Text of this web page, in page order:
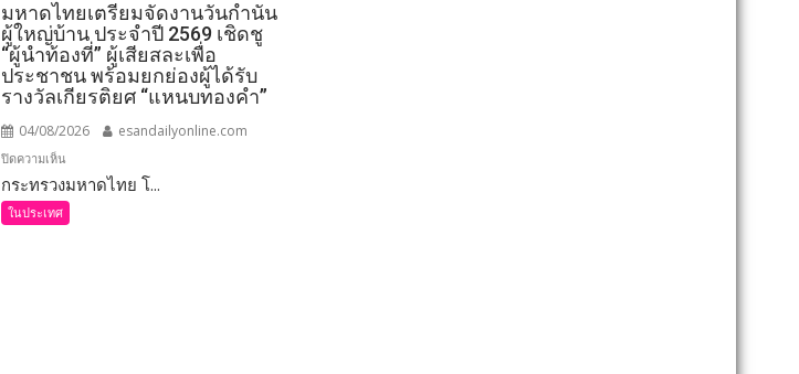
มหาดไทยเตรียมจัดงานวันกำนัน
ผู้ใหญ่บ้าน ประจำปี 2569 เชิดชู
“ผู้นำท้องที่” ผู้เสียสละเพื่อ
ประชาชน พร้อมยกย่องผู้ได้รับ
รางวัลเกียรติยศ “แหนบทองคำ”
04/08/2026 esandailyonline.com
ปิดความเห็น
มหาดไทย
เตรียม
จัด
กระทรวงมหาดไทย โ...
ในประเทศ